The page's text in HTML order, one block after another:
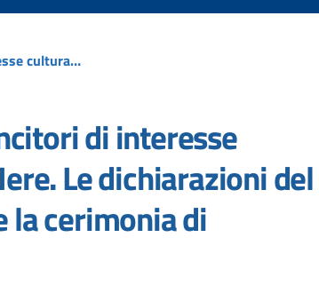
David di Donatello 59, tutti vincitori di interesse culturale. Trionfo per Anime Nere. Le dichiarazioni del Ministro Franceschini durante la cerimonia di premiazione al Quirinale.
di interesse
Le dichiarazioni del
la cerimonia di